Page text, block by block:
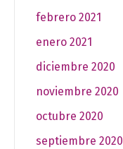
febrero 2021
enero 2021
diciembre 2020
noviembre 2020
octubre 2020
septiembre 2020